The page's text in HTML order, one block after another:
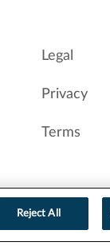
Legal
Privacy
Terms
Reject All